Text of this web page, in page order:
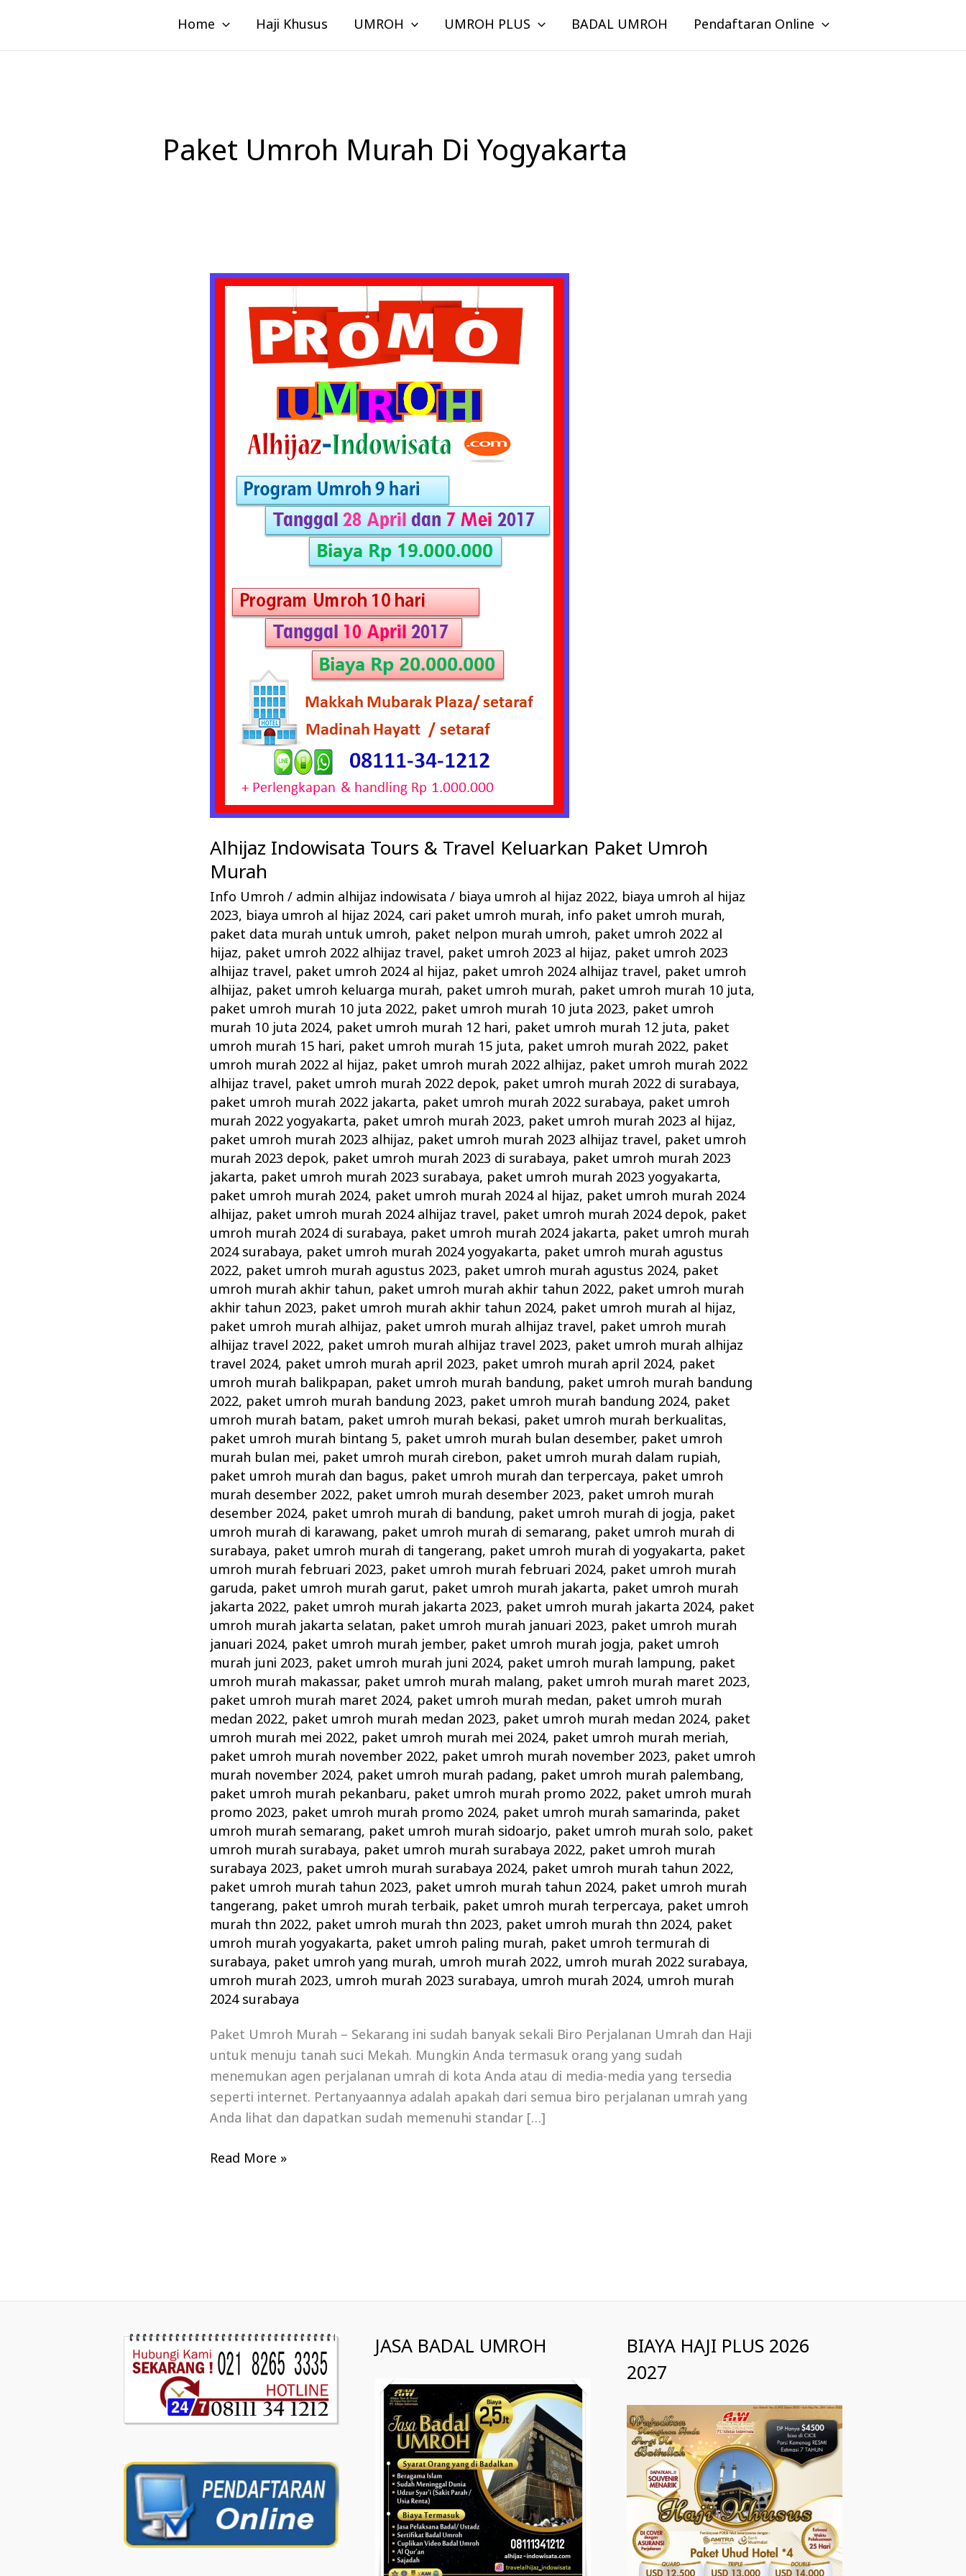
konten
Home Haji Khusus UMROH UMROH PLUS BADAL UMROH Pendaftaran Online
Paket Umroh Murah Di Yogyakarta
Alhijaz Indowisata Tours & Travel Keluarkan Paket Umroh
Murah
Info Umroh / admin alhijaz indowisata/ biaya umroh al hijaz 2022, biaya umroh al hijaz
2023, biaya umroh al hijaz 2024, cari paket umroh murah, info paket umroh murah,
paket data murah untuk umroh, paket nelpon murah umroh, paket umroh 2022 al
hijaz, paket umroh 2022 alhijaz travel, paket umroh 2023 al hijaz, paket umroh 2023
alhijaz travel, paket umroh 2024 al hijaz, paket umroh 2024 alhijaz travel, paket umroh
alhijaz, paket umroh keluarga murah, paket umroh murah, paket umroh murah 10 juta,
paket umroh murah 10 juta 2022, paket umroh murah 10 juta 2023, paket umroh
murah 10 juta 2024, paket umroh murah 12 hari, paket umroh murah 12 juta, paket
umroh murah 15 hari, paket umroh murah 15 juta, paket umroh murah 2022, paket
umroh murah 2022 al hijaz, paket umroh murah 2022 alhijaz, paket umroh murah 2022
alhijaz travel, paket umroh murah 2022 depok, paket umroh murah 2022 di surabaya,
paket umroh murah 2022 jakarta, paket umroh murah 2022 surabaya, paket umroh
murah 2022 yogyakarta, paket umroh murah 2023, paket umroh murah 2023 al hijaz,
paket umroh murah 2023 alhijaz, paket umroh murah 2023 alhijaz travel, paket umroh
murah 2023 depok, paket umroh murah 2023 di surabaya, paket umroh murah 2023
jakarta, paket umroh murah 2023 surabaya, paket umroh murah 2023 yogyakarta,
paket umroh murah 2024, paket umroh murah 2024 al hijaz, paket umroh murah 2024
alhijaz, paket umroh murah 2024 alhijaz travel, paket umroh murah 2024 depok, paket
umroh murah 2024 di surabaya, paket umroh murah 2024 jakarta, paket umroh murah
2024 surabaya, paket umroh murah 2024 yogyakarta, paket umroh murah agustus
2022, paket umroh murah agustus 2023, paket umroh murah agustus 2024, paket
umroh murah akhir tahun, paket umroh murah akhir tahun 2022, paket umroh murah
akhir tahun 2023, paket umroh murah akhir tahun 2024, paket umroh murah al hijaz,
paket umroh murah alhijaz, paket umroh murah alhijaz travel, paket umroh murah
alhijaz travel 2022, paket umroh murah alhijaz travel 2023, paket umroh murah alhijaz
travel 2024, paket umroh murah april 2023, paket umroh murah april 2024, paket
umroh murah balikpapan, paket umroh murah bandung, paket umroh murah bandung
2022, paket umroh murah bandung 2023, paket umroh murah bandung 2024, paket
umroh murah batam, paket umroh murah bekasi, paket umroh murah berkualitas,
paket umroh murah bintang 5, paket umroh murah bulan desember, paket umroh
murah bulan mei, paket umroh murah cirebon, paket umroh murah dalam rupiah,
paket umroh murah dan bagus, paket umroh murah dan terpercaya, paket umroh
murah desember 2022, paket umroh murah desember 2023, paket umroh murah
desember 2024, paket umroh murah di bandung, paket umroh murah di jogja, paket
umroh murah di karawang, paket umroh murah di semarang, paket umroh murah di
surabaya, paket umroh murah di tangerang, paket umroh murah di yogyakarta, paket
umroh murah februari 2023, paket umroh murah februari 2024, paket umroh murah
garuda, paket umroh murah garut, paket umroh murah jakarta, paket umroh murah
jakarta 2022, paket umroh murah jakarta 2023, paket umroh murah jakarta 2024, paket
umroh murah jakarta selatan, paket umroh murah januari 2023, paket umroh murah
januari 2024, paket umroh murah jember, paket umroh murah jogja, paket umroh
murah juni 2023, paket umroh murah juni 2024, paket umroh murah lampung, paket
umroh murah makassar, paket umroh murah malang, paket umroh murah maret 2023,
paket umroh murah maret 2024, paket umroh murah medan, paket umroh murah
medan 2022, paket umroh murah medan 2023, paket umroh murah medan 2024, paket
umroh murah mei 2022, paket umroh murah mei 2024, paket umroh murah meriah,
paket umroh murah november 2022, paket umroh murah november 2023, paket umroh
murah november 2024, paket umroh murah padang, paket umroh murah palembang,
paket umroh murah pekanbaru, paket umroh murah promo 2022, paket umroh murah
promo 2023, paket umroh murah promo 2024, paket umroh murah samarinda, paket
umroh murah semarang, paket umroh murah sidoarjo, paket umroh murah solo, paket
umroh murah surabaya, paket umroh murah surabaya 2022, paket umroh murah
surabaya 2023, paket umroh murah surabaya 2024, paket umroh murah tahun 2022,
paket umroh murah tahun 2023, paket umroh murah tahun 2024, paket umroh murah
tangerang, paket umroh murah terbaik, paket umroh murah terpercaya, paket umroh
murah thn 2022, paket umroh murah thn 2023, paket umroh murah thn 2024, paket
umroh murah yogyakarta, paket umroh paling murah, paket umroh termurah di
surabaya, paket umroh yang murah, umroh murah 2022, umroh murah 2022 surabaya,
umroh murah 2023, umroh murah 2023 surabaya, umroh murah 2024, umroh murah
2024 surabaya
Paket Umroh Murah – Sekarang ini sudah banyak sekali Biro Perjalanan Umrah dan Haji
untuk menuju tanah suci Mekah. Mungkin Anda termasuk orang yang sudah
menemukan agen perjalanan umrah di kota Anda atau di media-media yang tersedia
seperti internet. Pertanyaannya adalah apakah dari semua biro perjalanan umrah yang
Anda lihat dan dapatkan sudah memenuhi standar […]
Alhijaz
Indowisata
Murah
Read More »
JASA BADAL UMROH
BIAYA HAJI PLUS 2026
2027